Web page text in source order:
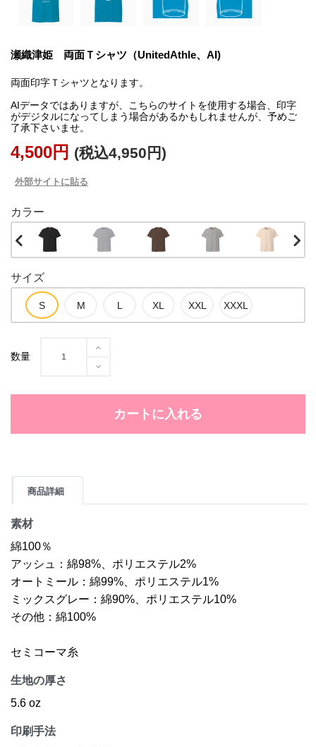
瀬織津姫 両面Ｔシャツ（UnitedAthle、AI)
両面印字Ｔシャツとなります。
AIデータではありますが、こちらのサイトを使用する場合、印字
がデジタルになってしまう場合があるかもしれませんが、予めご
了承下さいませ。
4,500円 (税込4,950円)
外部サイトに貼る
カラー
サイズ
数量
カートに入れる
商品詳細
素材
綿100％
アッシュ：綿98%、ポリエステル2%
オートミール：綿99%、ポリエステル1%
ミックスグレー：綿90%、ポリエステル10%
その他：綿100%
セミコーマ糸
生地の厚さ
5.6 oz
印刷手法